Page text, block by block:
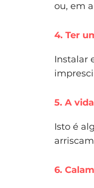
ou, em
4. Ter
Instalar
5. A
Isto é
6.